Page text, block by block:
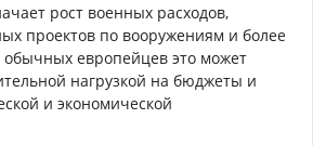
рост военных расходов,
проектов по вооружениям и более
европейцев это может
нагрузкой на бюджеты и
и экономической